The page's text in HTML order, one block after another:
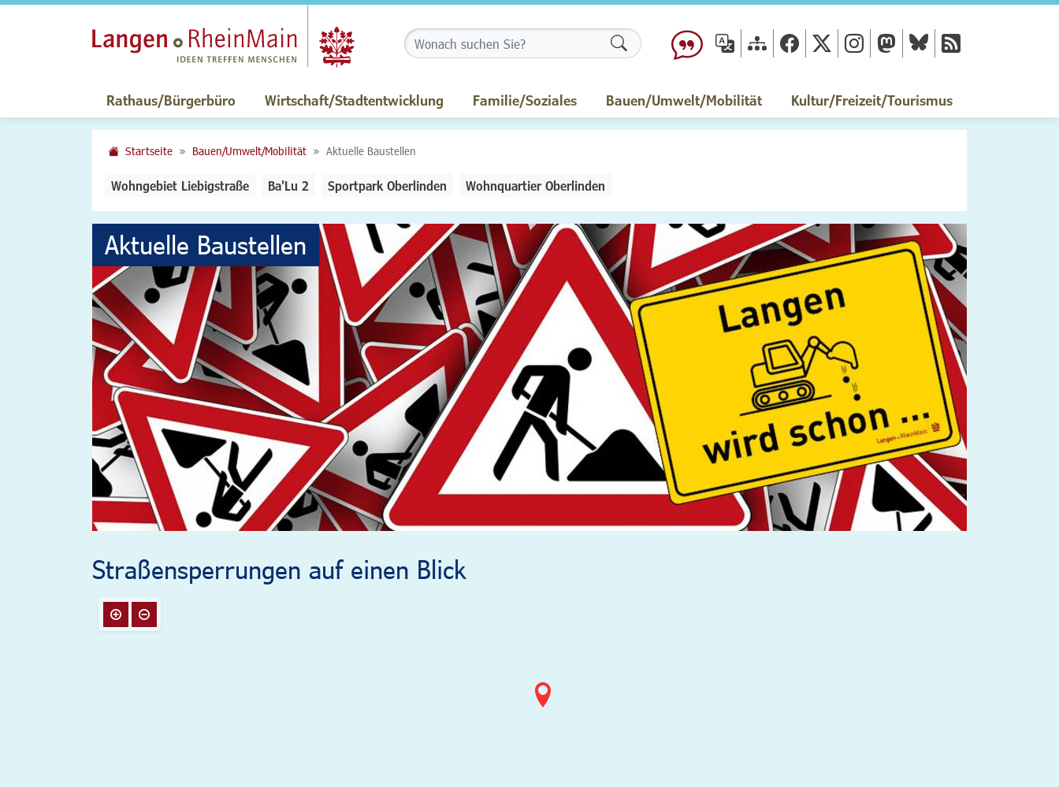
Formularschaltfläche
Rathaus/Bürgerbüro Wirtschaft/Stadtentwicklung Familie/Soziales Bauen/Umwelt/Mobilität Kultur/Freizeit/Tourismus
Startseite Bauen/Umwelt/Mobilität Aktuelle Baustellen
Wohngebiet Liebigstraße Ba'Lu 2 Sportpark Oberlinden Wohnquartier Oberlinden
Aktuelle Baustellen
Straßensperrungen auf einen Blick